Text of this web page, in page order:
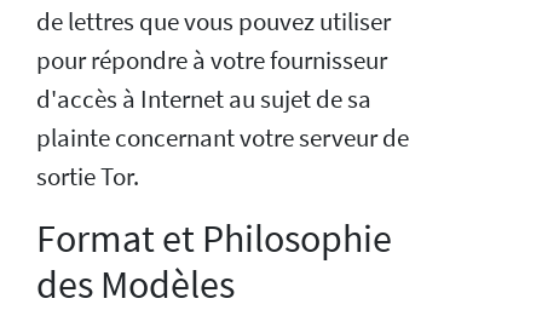
de lettres que vous pouvez utiliser
pour répondre à votre fournisseur
d'accès à Internet au sujet de sa
plainte concernant votre serveur de
sortie Tor.
Format et Philosophie
des Modèles